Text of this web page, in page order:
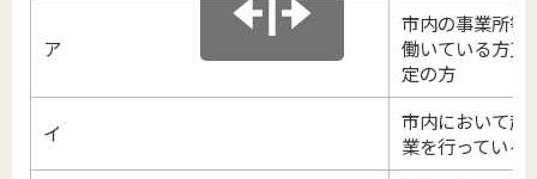
ア
市内の事業所等
働いている方又
定の方
イ
市内において起
業を行っている